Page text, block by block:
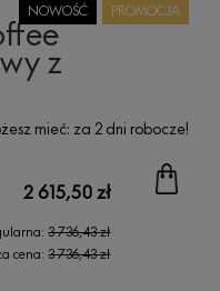
z
mieć: za 2 dni robocze!
2 615,50 zł
3 736,43 zł
cena:3 736,43 zł
PROMOCJA
NOWOŚĆ